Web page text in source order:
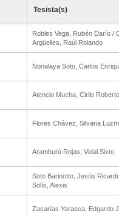
Tesista(s)
Robles Vega, Rubén Darío /
Argüelles, Raúl Rolando
Nonalaya Soto, Carlos
Atencio Mucha, Cirilo Roberto
Flores Chávez, Silvana
Aramburú Rojas, Vidal Sixto
Soto Barinotto, Jesús
Solís, Alexis
Zacarías Yarasca, Edgardo